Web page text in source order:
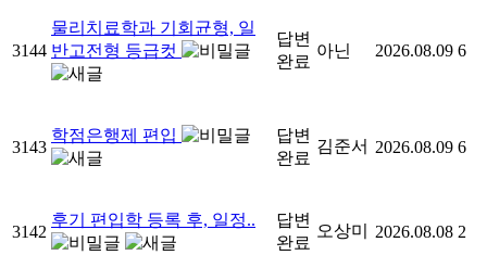
3144
물리치료학과 기회균형, 일
반고전형 등급컷
답변
완료
아닌 2026.08.09 6
3143
학점은행제 편입
답변
완료
김준서 2026.08.09 6
3142
후기 편입학 등록 후, 일정..
답변
완료
오상미 2026.08.08 2